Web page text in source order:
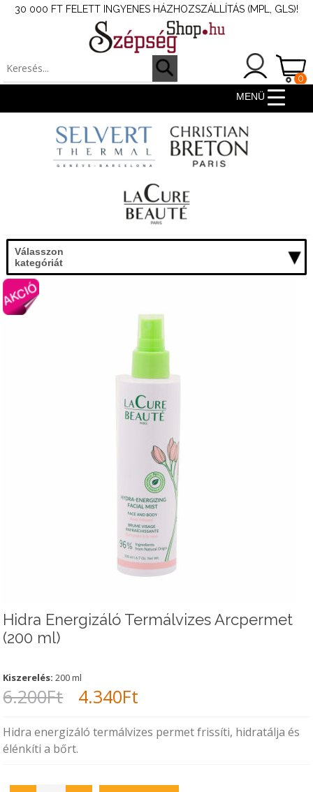
30 000 FT FELETT INGYENES HÁZHOZSZÁLLÍTÁS (MPL, GLS)!
0
MENÜ
Válasszon
kategóriát
Hidra Energizáló Termálvizes Arcpermet
(200 ml)
Kiszerelés: 200 ml
6.200Ft
Original
price
4.340Ft
Hidra energizáló termálvizes permet frissíti, hidratálja és
élénkíti a bőrt.